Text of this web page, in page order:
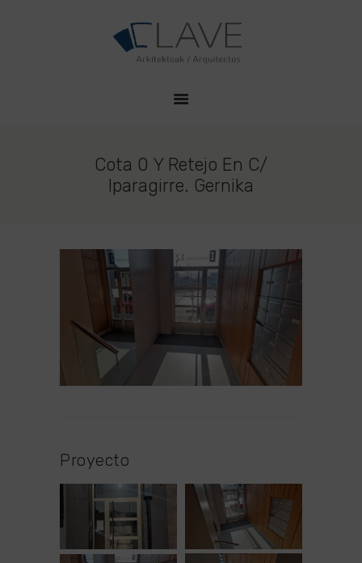
Cota 0 Y Retejo En C/
Iparagirre. Gernika
CLAVE PROYECTOS
Estudio de Arquitectura en Durango
QUIENES SOMOS
Proyecto